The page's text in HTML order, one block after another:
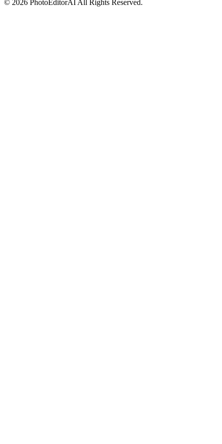
© 2026 PhotoEditorAI All Rights Reserved.